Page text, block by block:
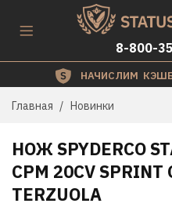
8-800-
НАЧИСЛИМ
Главная Новинки
НОЖ SPYDERCO
CPM 20CV SPRINT
TERZUOLA